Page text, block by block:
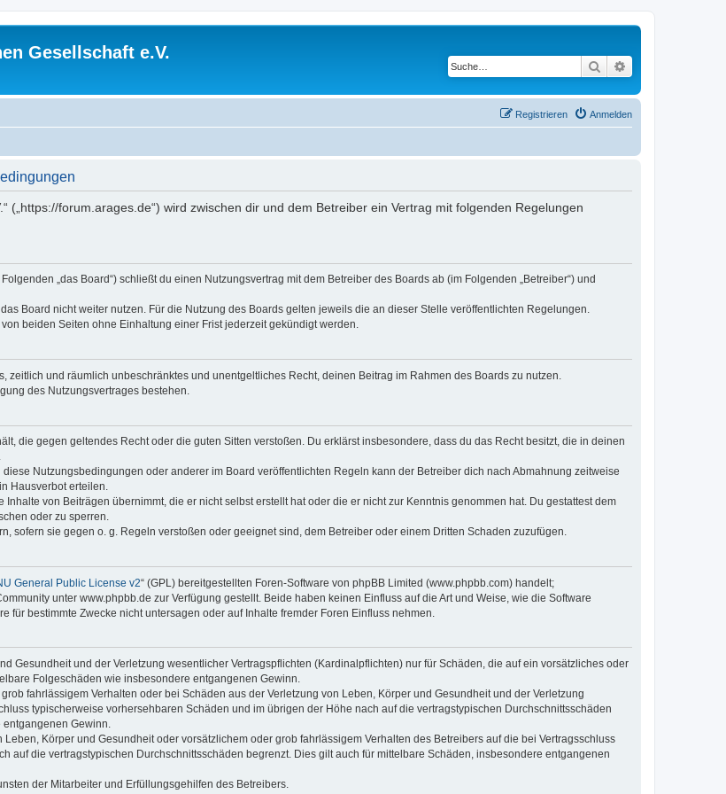
Gesellschaft e.V.
Suche
Anmelden
Registrieren
(„https://forum.arages.de“) wird zwischen dir und dem Betreiber ein Vertrag mit folgenden Regelungen
„das Board“) schließt du einen Nutzungsvertrag mit dem Betreiber des Boards ab (im Folgenden „Betreiber“) und
Board nicht weiter nutzen. Für die Nutzung des Boards gelten jeweils die an dieser Stelle veröffentlichten Regelungen.
beiden Seiten ohne Einhaltung einer Frist jederzeit gekündigt werden.
zeitlich und räumlich unbeschränktes und unentgeltliches Recht, deinen Beitrag im Rahmen des Boards zu nutzen.
des Nutzungsvertrages bestehen.
die gegen geltendes Recht oder die guten Sitten verstoßen. Du erklärst insbesondere, dass du das Recht besitzt, die in deinen
Nutzungsbedingungen oder anderer im Board veröffentlichten Regeln kann der Betreiber dich nach Abmahnung zeitweise
Hausverbot erteilen.
von Beiträgen übernimmt, die er nicht selbst erstellt hat oder die er nicht zur Kenntnis genommen hat. Du gestattest dem
oder zu sperren.
sofern sie gegen o. g. Regeln verstoßen oder geeignet sind, dem Betreiber oder einem Dritten Schaden zuzufügen.
General Public License v2“ (GPL) bereitgestellten Foren-Software von phpBB Limited (www.phpbb.com) handelt;
unter www.phpbb.de zur Verfügung gestellt. Beide haben keinen Einfluss auf die Art und Weise, wie die Software
bestimmte Zwecke nicht untersagen oder auf Inhalte fremder Foren Einfluss nehmen.
Gesundheit und der Verletzung wesentlicher Vertragspflichten (Kardinalpflichten) nur für Schäden, die auf ein vorsätzliches oder
Folgeschäden wie insbesondere entgangenen Gewinn.
fahrlässigem Verhalten oder bei Schäden aus der Verletzung von Leben, Körper und Gesundheit und der Verletzung
typischerweise vorhersehbaren Schäden und im übrigen der Höhe nach auf die vertragstypischen Durchschnittsschäden
entgangenen Gewinn.
Körper und Gesundheit oder vorsätzlichem oder grob fahrlässigem Verhalten des Betreibers auf die bei Vertragsschluss
auf die vertragstypischen Durchschnittsschäden begrenzt. Dies gilt auch für mittelbare Schäden, insbesondere entgangenen
der Mitarbeiter und Erfüllungsgehilfen des Betreibers.